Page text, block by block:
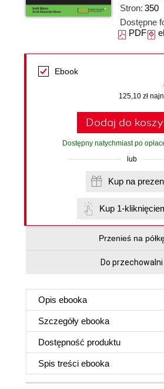
Stron: 350
Dostępne
PDF
Ebook
125,10 zł
Dodaj do
Dostępny natychmiast po
lub
Kup na
Kup 1-
Przenieś na
Do przechowalni
Opis ebooka
Szczegóły ebooka
Dostępność produktu
Spis treści ebooka